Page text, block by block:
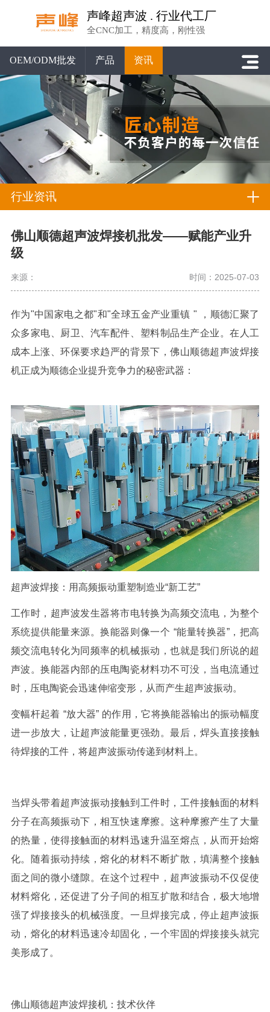
声峰超声波 . 行业代工厂
全CNC加工，精度高，刚性强
OEM/ODM批发 产品 资讯
行业资讯
佛山顺德超声波焊接机批发——赋能产业升
级
来源： 时间：2025-07-03
作为"中国家电之都"和"全球五金产业重镇 "
，顺德汇聚了
众多家电、厨卫、汽车配件、塑料制品生产企业。在人工
成本上涨、环保要求趋严的背景下，佛山顺德超声波焊接
机正成为顺德企业提升竞争力的秘密武器：
超声波焊接：用高频振动重塑制造业“新工艺”
工作时，超声波发生器将市电转换为高频交流电，为整个
系统提供能量来源。换能器则像一个 “能量转换器”，把高
频交流电转化为同频率的机械振动，也就是我们所说的超
声波。换能器内部的压电陶瓷材料功不可没，当电流通过
时，压电陶瓷会迅速伸缩变形，从而产生超声波振动。
变幅杆起着 “放大器” 的作用，它将换能器输出的振动幅度
进一步放大，让超声波能量更强劲。最后，焊头直接接触
待焊接的工件，将超声波振动传递到材料上。
当焊头带着超声波振动接触到工件时 ， 工件接触面的材料
分子在高频振动下，相互快速摩擦。这种摩擦产生了大量
的热量，使得接触面的材料迅速升温至熔点，从而开始熔
化。随着振动持续，熔化的材料不断扩散，填满整个接触
面之间的微小缝隙。在这个过程中，超声波振动不仅促使
材料熔化，还促进了分子间的相互扩散和结合，极大地增
强了焊接接头的机械强度。一旦焊接完成，停止超声波振
动，熔化的材料迅速冷却固化，一个牢固的焊接接头就完
美形成了。
佛山顺德超声波焊接机：技术伙伴